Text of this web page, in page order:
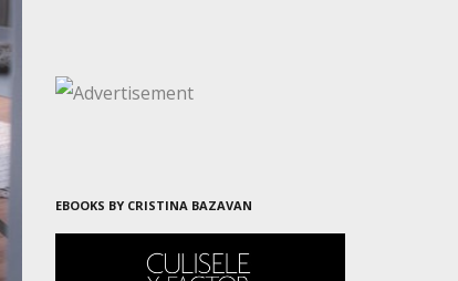
EBOOKS BY CRISTINA BAZAVAN